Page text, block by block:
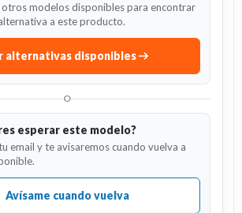
otros modelos disponibles para encontrar
a este producto.
alternativas disponibles
O
esperar este modelo?
email y te avisaremos cuando vuelva a
Avísame cuando vuelva